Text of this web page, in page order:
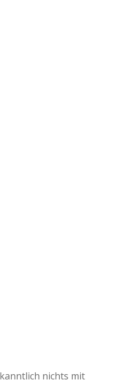
nichts mit